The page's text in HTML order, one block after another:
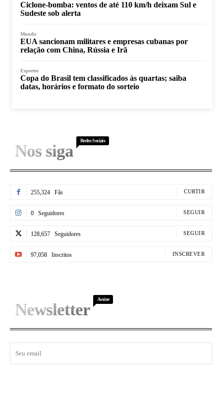
Ciclone-bomba: ventos de até 110 km/h deixam Sul e
Sudeste sob alerta
Mundo
EUA sancionam militares e empresas cubanas por
relação com China, Rússia e Irã
Esportes
Copa do Brasil tem classificados às quartas; saiba
datas, horários e formato do sorteio
Nos siga
Redes Sociais
255,324 Fãs CURTIR
0 Seguidores SEGUIR
128,657 Seguidores SEGUIR
97,058 Inscritos INSCREVER
Newsletter
Assine